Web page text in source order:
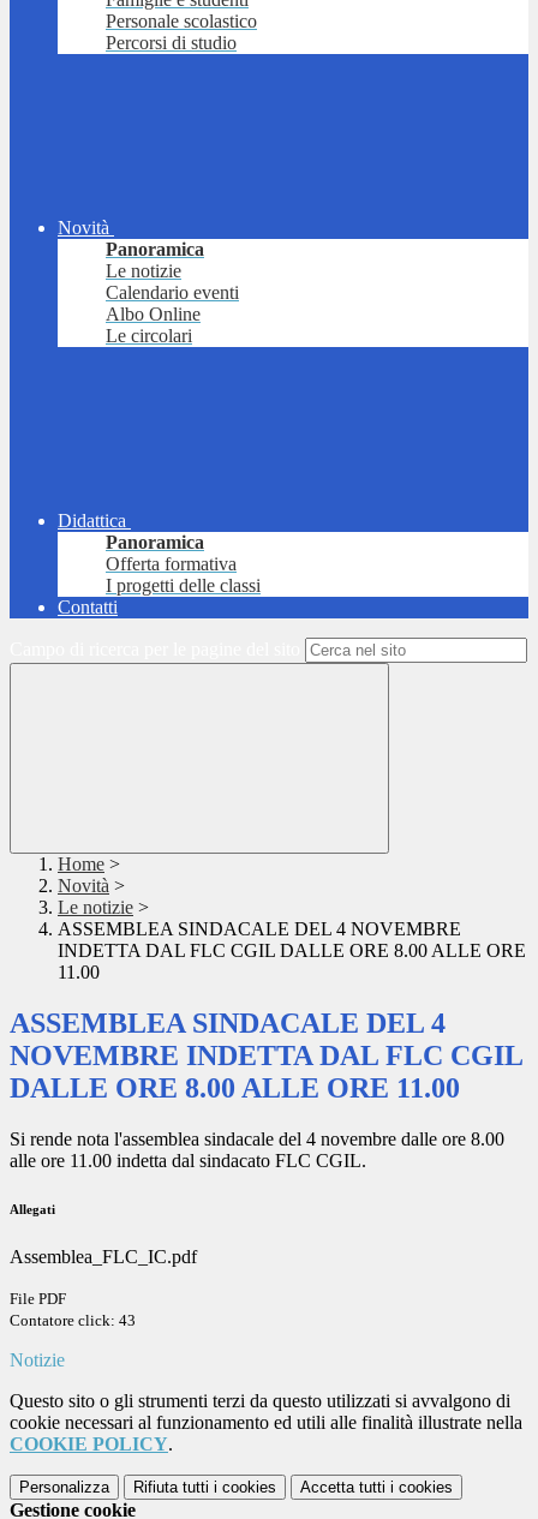
Personale scolastico
Percorsi di studio
Novità
Panoramica
Le notizie
Calendario eventi
Albo Online
Le circolari
Didattica
Panoramica
Offerta formativa
I progetti delle classi
Contatti
Home >
Novità >
Le notizie >
ASSEMBLEA SINDACALE DEL 4 NOVEMBRE
INDETTA DAL FLC CGIL DALLE ORE 8.00 ALLE ORE
11.00
ASSEMBLEA SINDACALE DEL 4
NOVEMBRE INDETTA DAL FLC CGIL
DALLE ORE 8.00 ALLE ORE 11.00
Si rende nota l'assemblea sindacale del 4 novembre dalle ore 8.00
alle ore 11.00 indetta dal sindacato FLC CGIL.
Allegati
Assemblea_FLC_IC.pdf
File PDF
Contatore click: 43
Notizie
Questo sito o gli strumenti terzi da questo utilizzati si avvalgono di
cookie necessari al funzionamento ed utili alle finalità illustrate nella
COOKIE POLICY.
Personalizza Rifiuta tutti i cookies Accetta tutti i cookies
Gestione cookie